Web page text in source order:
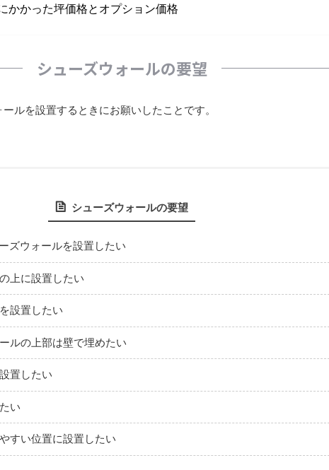
かかった坪価格とオプション価格
シューズウォールの要望
ルを設置するときにお願いしたことです。
シューズウォールの要望
ズウォールを設置したい
上に設置したい
設置したい
ルの上部は壁で埋めたい
置したい
い
すい位置に設置したい